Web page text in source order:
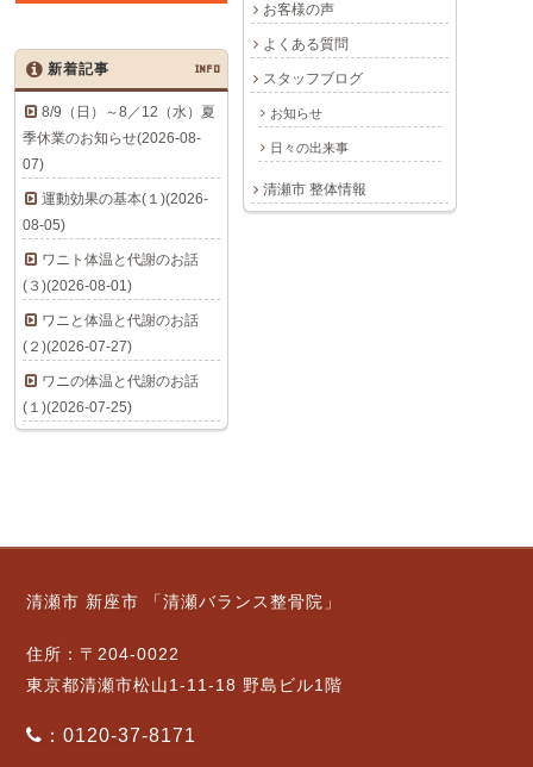
お客様の声
よくある質問
スタッフブログ
お知らせ
日々の出来事
清瀬市 整体情報
新着記事 INFO
8/9（日）～8／12（水）夏
季休業のお知らせ(2026-08-
07)
運動効果の基本(１)(2026-
08-05)
ワニト体温と代謝のお話
(３)(2026-08-01)
ワニと体温と代謝のお話
(２)(2026-07-27)
ワニの体温と代謝のお話
(１)(2026-07-25)
清瀬市 新座市 「清瀬バランス整骨院」
住所：〒204-0022
東京都清瀬市松山1-11-18 野島ビル1階
：0120-37-8171